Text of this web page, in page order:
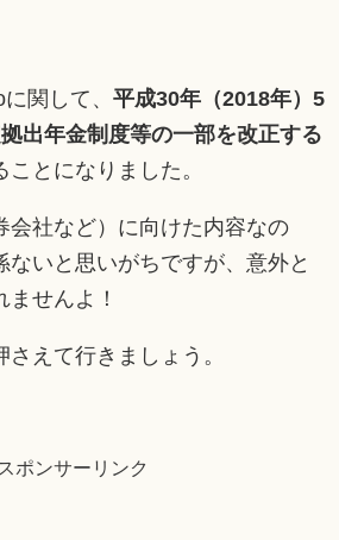
関して、 平成30年（2018年）5
出年金制度等の一部を改正する
とになりました。
会社など）に向けた内容なの
ないと思いがちですが、意外と
せんよ！
えて行きましょう。
スポンサーリンク